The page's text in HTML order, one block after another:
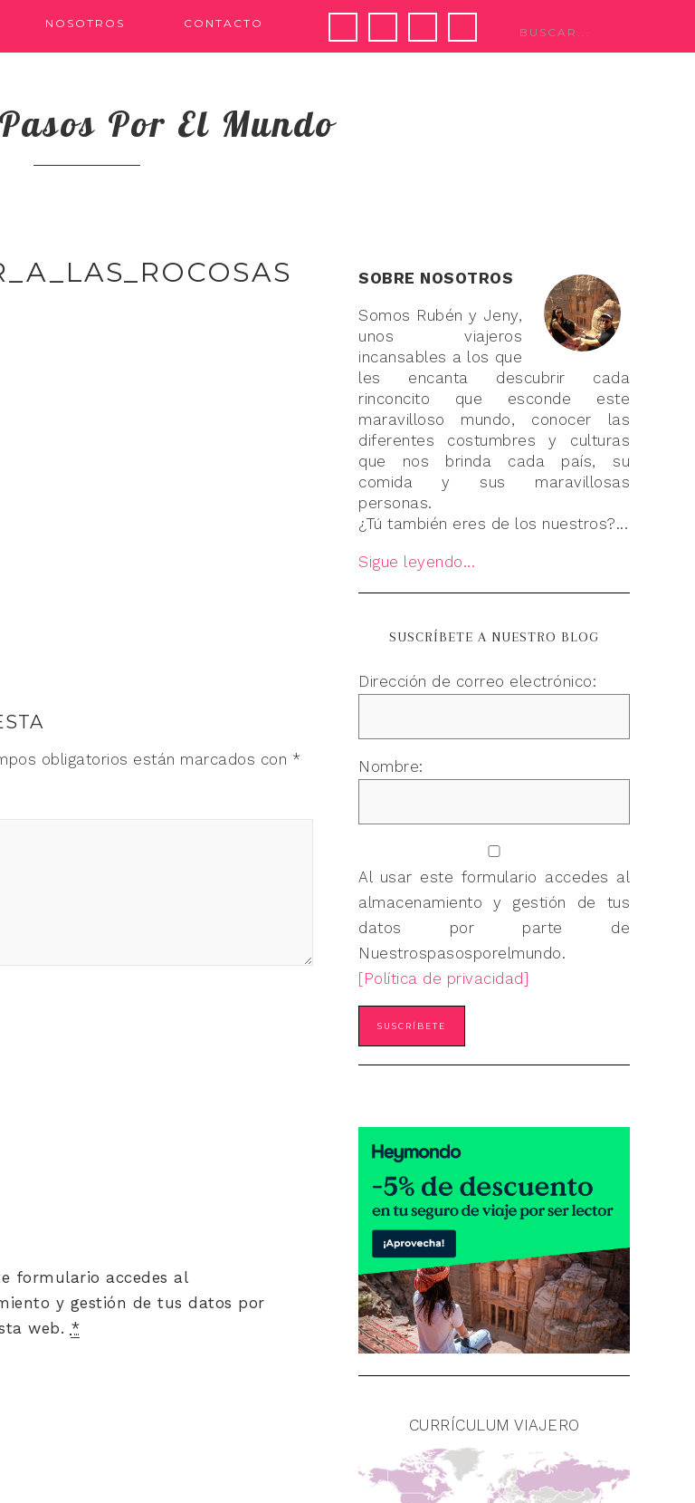
NOSOTROS CONTACTO
Por El Mundo
obligatorios están marcados con *
formulario accedes al
y gestión de tus datos por
web. *
SOBRE NOSOTROS
Somos Rubén y Jeny,
unos viajeros
incansables a los que
les encanta descubrir cada
rinconcito que esconde este
maravilloso mundo, conocer las
diferentes costumbres y culturas
que nos brinda cada país, su
comida y sus maravillosas
personas.
¿Tú también eres de los nuestros?...
Sigue leyendo...
SUSCRÍBETE A NUESTRO BLOG
Dirección de correo electrónico:
Nombre:
Al usar este formulario accedes al
almacenamiento y gestión de tus
datos por parte de
Nuestrospasosporelmundo.
[Política de privacidad]
CURRÍCULUM VIAJERO